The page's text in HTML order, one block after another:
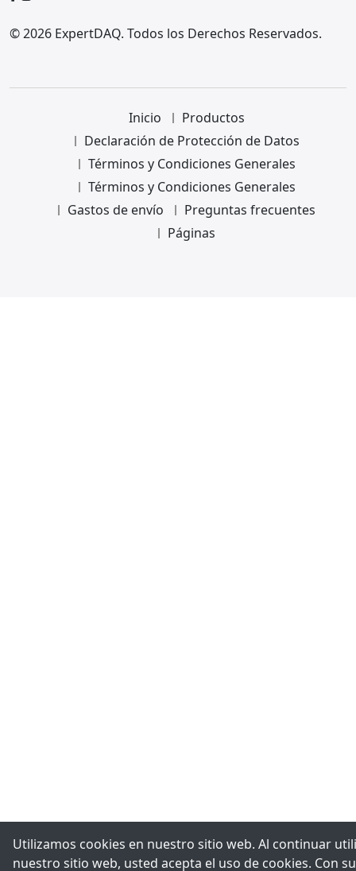
© 2026 ExpertDAQ. Todos los Derechos Reservados.
Inicio
Productos
Declaración de Protección de Datos
Términos y Condiciones Generales
Términos y Condiciones Generales
Gastos de envío
Preguntas frecuentes
Páginas
Utilizamos cookies en nuestro sitio web. Al continuar
nuestro sitio web, usted acepta el uso de cookies. Con su